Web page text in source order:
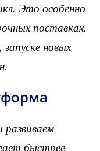
Это особенно
поставках,
новых
быстрее